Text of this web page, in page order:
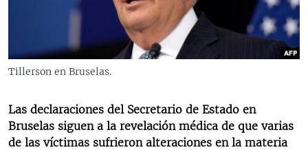
RADIO MARTÍ
ESPECIALES
SER VIEJO EN CUBA
KENTU-CUBANO
MULTIMEDIA
SÍGUENOS
Tillerson en Bruselas.
Las declaraciones del Secretario de Estado en
Bruselas siguen a la revelación médica de que varias
de las víctimas sufrieron alteraciones en la materia